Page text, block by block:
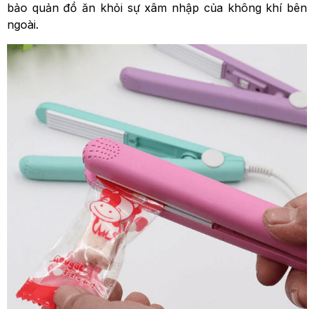
bảo quản đồ ăn khỏi sự xâm nhập của không khí bên
ngoài.